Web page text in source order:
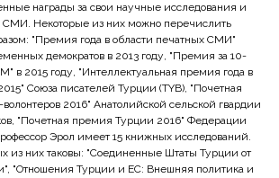
награды за свои научные исследования и
СМИ. Некоторые из них можно перечислить
"Премия года в области печатных СМИ"
демократов в 2013 году, "Премия за 10-
в 2015 году, "Интеллектуальная премия года в
Союза писателей Турции (TYB), "Почетная
2016" Анатолийской сельской гвардии
"Почетная премия Турции 2016" Федерации
Эрол имеет 15 книжных исследований.
из них таковы: "Соединенные Штаты Турции от
"Отношения Турции и ЕС: Внешняя политика и